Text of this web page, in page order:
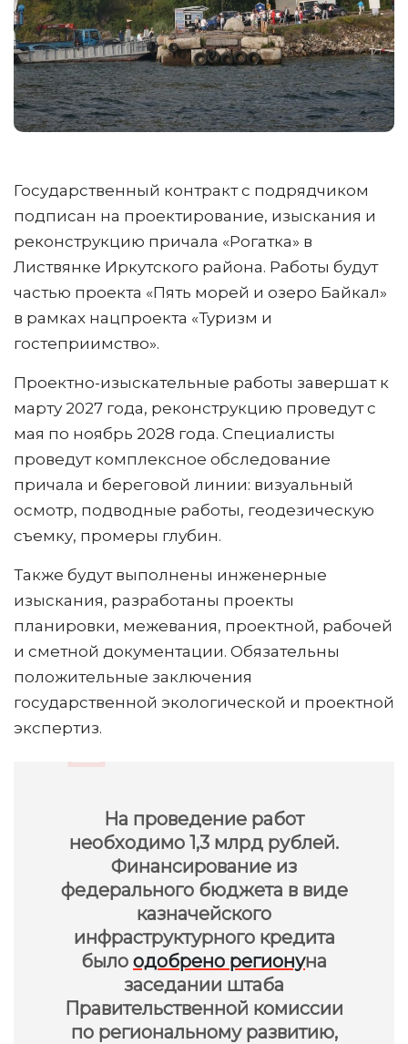
Государственный контракт с подрядчиком
подписан на проектирование, изыскания и
реконструкцию причала «Рогатка» в
Листвянке Иркутского района. Работы будут
частью проекта «Пять морей и озеро Байкал»
в рамках нацпроекта «Туризм и
гостеприимство».
Проектно-изыскательные работы завершат к
марту 2027 года, реконструкцию проведут с
мая по ноябрь 2028 года. Специалисты
проведут комплексное обследование
причала и береговой линии: визуальный
осмотр, подводные работы, геодезическую
съемку, промеры глубин.
Также будут выполнены инженерные
изыскания, разработаны проекты
планировки, межевания, проектной, рабочей
и сметной документации. Обязательны
положительные заключения
государственной экологической и проектной
экспертиз.
На проведение работ
необходимо 1,3 млрд рублей.
Финансирование из
федерального бюджета в виде
казначейского
инфраструктурного кредита
было одобрено регионуна
заседании штаба
Правительственной комиссии
по региональному развитию,